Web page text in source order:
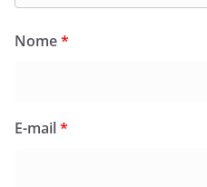
Nome*
E-mail*